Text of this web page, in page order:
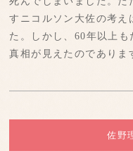
すニコルソン大佐の考え
た。しかし、60年以上
真相が見えたのでありま
佐野